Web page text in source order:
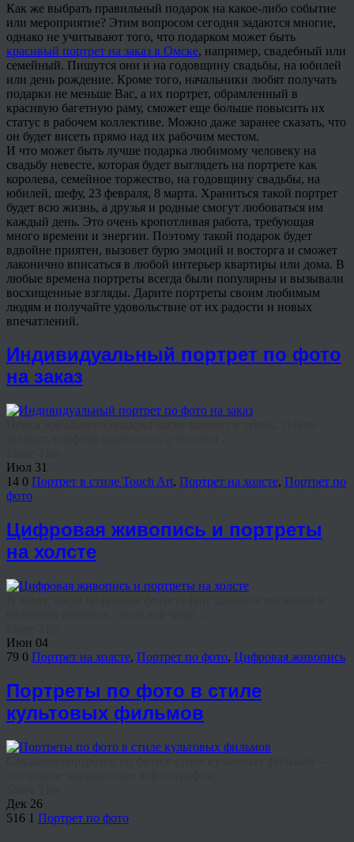
Как же выбрать правильный подарок на какое-либо событие
или мероприятие? Этим вопросом сегодня задаются многие,
однако не учитывают того, что подарком может быть
красивый портрет на заказ в Омске, например, свадебный или
семейный. Пишутся они и на годовщину свадьбы, на юбилей
или день рождение. Кроме того, начальники любят получать
подарки не меньше Вас, а их портрет, обрамленный в
красивую багетную раму, сможет еще больше повысить их
статус в рабочем коллективе. Можно даже заранее сказать, что
он будет висеть прямо над их рабочим местом.
И что может быть лучше подарка любимому человеку на
свадьбу невесте, которая будет выглядеть на портрете как
королева, семейное торжество, на годовщину свадьбы, на
юбилей, шефу, 23 февраля, 8 марта. Храниться такой портрет
будет всю жизнь, а друзья и родные смогут любоваться им
каждый день. Это очень кропотливая работа, требующая
много времени и энергии. Поэтому такой подарок будет
вдвойне приятен, вызовет бурю эмоций и восторга и сможет
лаконично вписаться в любой интерьер квартиры или дома. В
любые времена портреты всегда были популярны и вызывали
восхищенные взгляды. Дарите портреты своим любимым
людям и получайте удовольствие от их радости и новых
впечатлений.
Индивидуальный портрет по фото
на заказ
Июл 31
14 0 Портрет в стиле Touch Art, Портрет на холсте, Портрет по
фото
Цифровая живопись и портреты
на холсте
Июн 04
79 0 Портрет на холсте, Портрет по фото, Цифровая живопись
Портреты по фото в стиле
культовых фильмов
Дек 26
516 1 Портрет по фото